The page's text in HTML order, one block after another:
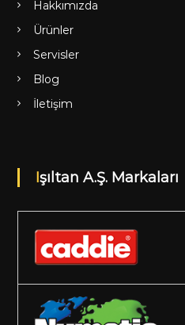
Hakkımızda
Ürünler
Servisler
Blog
İletişim
Işıltan A.Ş. Markaları